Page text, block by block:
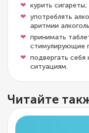
курить сигареты;
употреблять
аритмии
принимать
стимулирующие
подвергать
ситуациям.
Читайте